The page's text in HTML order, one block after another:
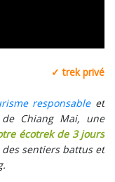
✓ trek privé
responsableet
Chiang Mai, une
écotrek de 3 jours
sentiers battus et